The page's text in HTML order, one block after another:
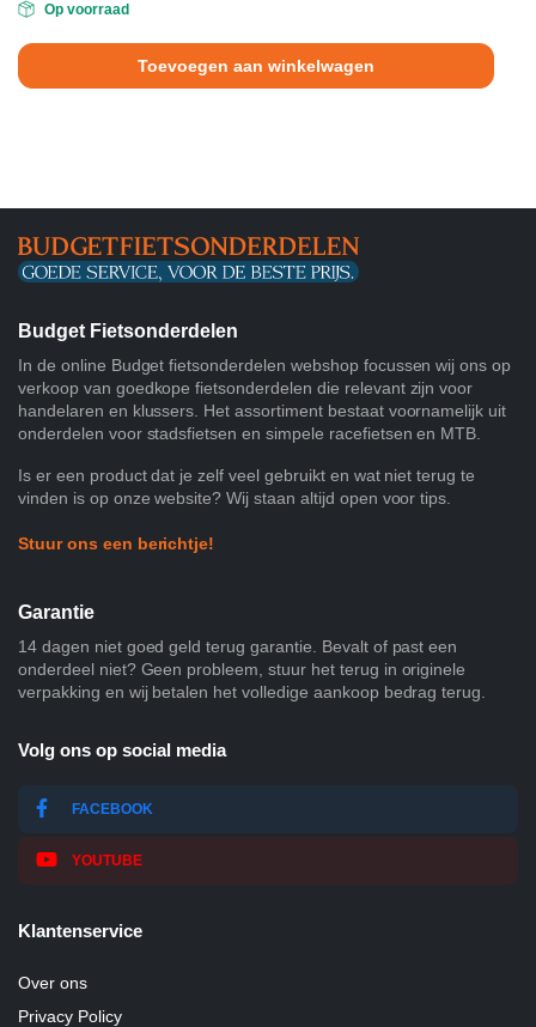
prijs
was:
prijs
is:
Op voorraad
Toevoegen aan winkelwagen
Budget Fietsonderdelen
In de online Budget fietsonderdelen webshop focussen wij ons op
verkoop van goedkope fietsonderdelen die relevant zijn voor
handelaren en klussers. Het assortiment bestaat voornamelijk uit
onderdelen voor stadsfietsen en simpele racefietsen en MTB.
Is er een product dat je zelf veel gebruikt en wat niet terug te
vinden is op onze website? Wij staan altijd open voor tips.
Stuur ons een berichtje!
Garantie
14 dagen niet goed geld terug garantie. Bevalt of past een
onderdeel niet? Geen probleem, stuur het terug in originele
verpakking en wij betalen het volledige aankoop bedrag terug.
Volg ons op social media
FACEBOOK
YOUTUBE
Klantenservice
Over ons
Privacy Policy